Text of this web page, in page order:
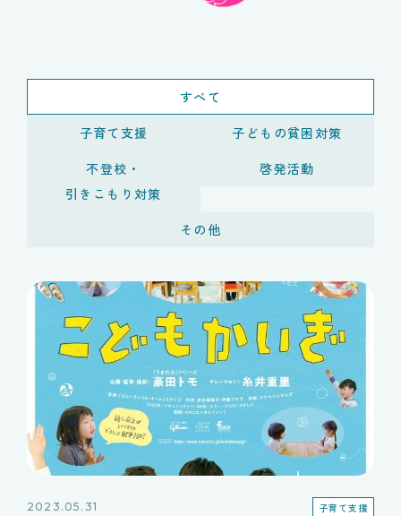
すべて
子育て支援
子どもの貧困対策
不登校・
引きこもり対策
啓発活動
その他
2023.05.31 子育て支援